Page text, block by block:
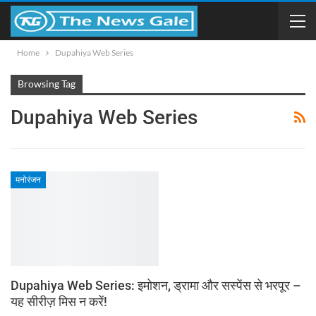
Home Dupahiya Web Series
Browsing Tag
Dupahiya Web Series
मनोरंजन
Dupahiya Web Series: इमोशन, ड्रामा और सस्पेंस से भरपूर –
यह सीरीज़ मिस न करें!